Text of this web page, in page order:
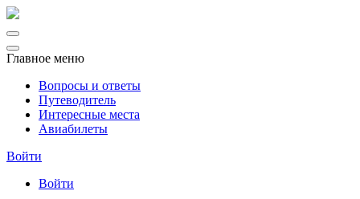
Главное меню
Вопросы и ответы
Путеводитель
Интересные места
Авиабилеты
Войти
Войти